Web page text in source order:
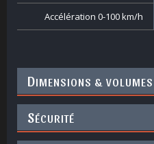
Accélération 0-100 km/h
DIMENSIONS & VOLUMES
SÉCURITÉ